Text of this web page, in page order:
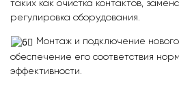
таких как очистка контактов,
регулировка оборудования.
Монтаж и подключение
обеспечение его соответствия
эффективности.